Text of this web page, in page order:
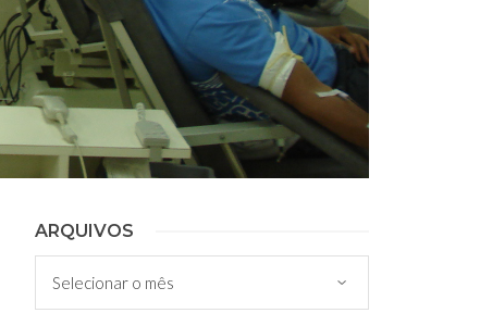
ARQUIVOS
Arquivos